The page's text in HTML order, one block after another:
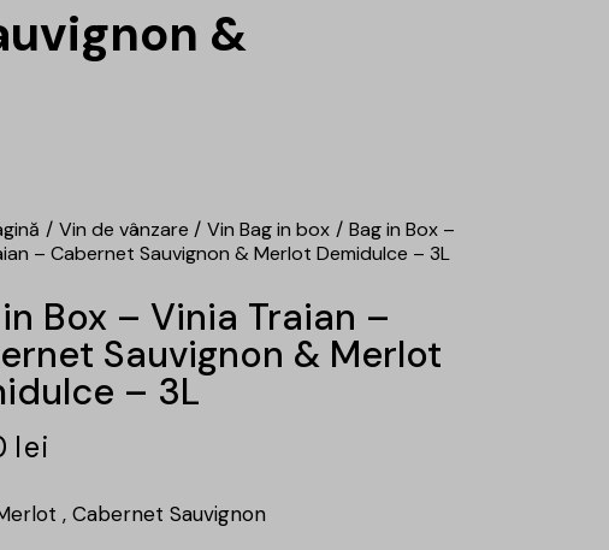
&
Vin de vânzare Vin Bag in box
Bag in Box –
– Cabernet Sauvignon & Merlot Demidulce – 3L
Box – Vinia Traian –
Sauvignon & Merlot
– 3L
lei
, Cabernet Sauvignon